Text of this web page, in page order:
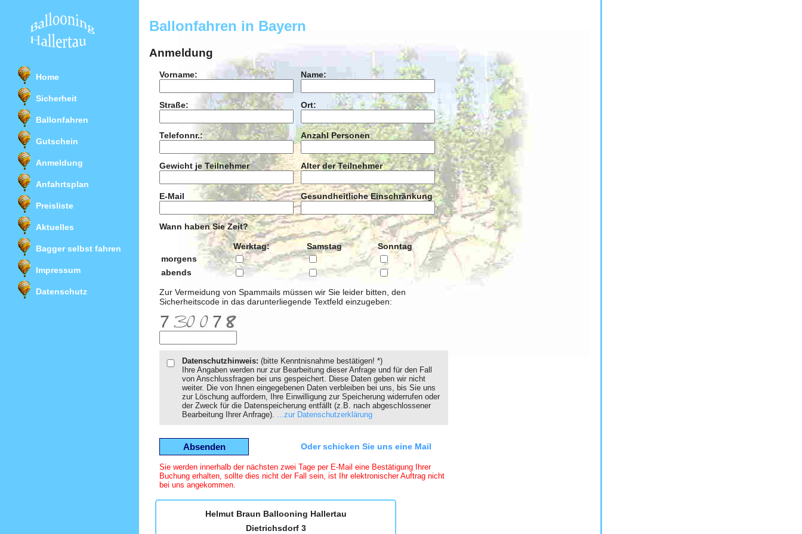
Home
Sicherheit
Ballonfahren
Gutschein
Anmeldung
Anfahrtsplan
Preisliste
Aktuelles
Bagger selbst fahren
Impressum
Datenschutz
Ballonfahren in Bayern
Anmeldung
Vorname: Name:
Straße: Ort:
Telefonnr.: Anzahl Personen
Gewicht je Teilnehmer Alter der Teilnehmer
E-Mail Gesundheitliche Einschränkung
Wann haben Sie Zeit?
Werktag: Samstag
Sonntag
morgens
abends
Zur Vermeidung von Spammails müssen wir Sie leider bitten, den
Sicherheitscode in das darunterliegende Textfeld einzugeben:
Datenschutzhinweis: (bitte Kenntnisnahme bestätigen! *)
Ihre Angaben werden nur zur Bearbeitung dieser Anfrage und für den Fall
von Anschlussfragen bei uns gespeichert. Diese Daten geben wir nicht
weiter. Die von Ihnen eingegebenen Daten verbleiben bei uns, bis Sie uns
zur Löschung auffordern, Ihre Einwilligung zur Speicherung widerrufen oder
der Zweck für die Datenspeicherung entfällt (z.B. nach abgeschlossener
Bearbeitung Ihrer Anfrage). ...zur Datenschutzerklärung
Oder schicken Sie uns eine Mail
Sie werden innerhalb der nächsten zwei Tage per E-Mail eine Bestätigung Ihrer
Buchung erhalten, sollte dies nicht der Fall sein, ist Ihr elektronischer Auftrag nicht
bei uns angekommen.
Helmut Braun Ballooning Hallertau
Dietrichsdorf 3